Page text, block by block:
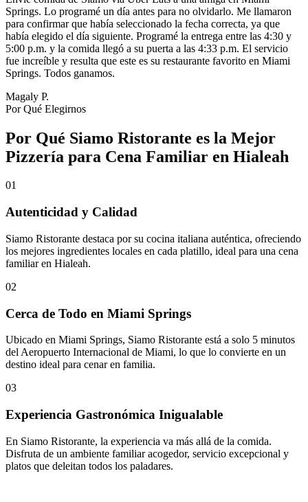
Springs. Lo programé un día antes para no olvidarlo. Me llamaron
para confirmar que había seleccionado la fecha correcta, ya que
había elegido el día siguiente. Programé la entrega entre las 4:30 y
5:00 p.m. y la comida llegó a su puerta a las 4:33 p.m. El servicio
fue increíble y resulta que este es su restaurante favorito en Miami
Springs. Todos ganamos.
Magaly P.
Por Qué Elegirnos
Por Qué Siamo Ristorante es la Mejor
Pizzería para Cena Familiar en Hialeah
01
Autenticidad y Calidad
Siamo Ristorante destaca por su cocina italiana auténtica, ofreciendo
los mejores ingredientes locales en cada platillo, ideal para una cena
familiar en Hialeah.
02
Cerca de Todo en Miami Springs
Ubicado en Miami Springs, Siamo Ristorante está a solo 5 minutos
del Aeropuerto Internacional de Miami, lo que lo convierte en un
destino ideal para cenar en familia.
03
Experiencia Gastronómica Inigualable
En Siamo Ristorante, la experiencia va más allá de la comida.
Disfruta de un ambiente familiar acogedor, servicio excepcional y
platos que deleitan todos los paladares.